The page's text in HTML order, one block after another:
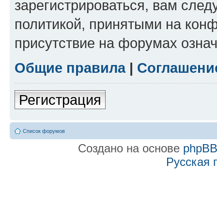
зарегистрироваться, вам
политикой, принятыми на
присутствие на форумах
Общие правила|
Регистрация
Список форумов
Создано на основе phpBB
Русская